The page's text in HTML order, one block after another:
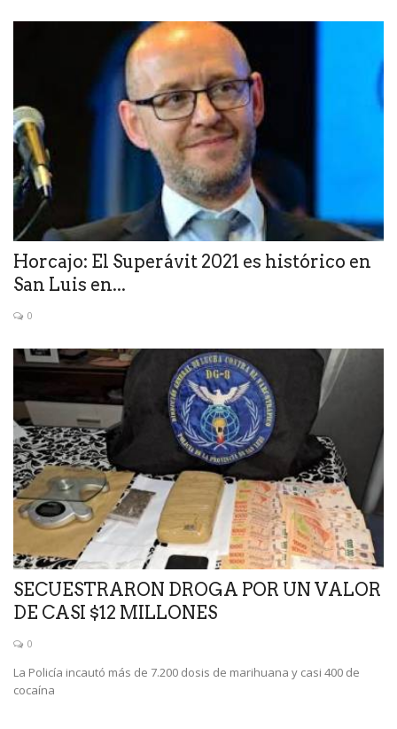
Horcajo: El Superávit 2021 es histórico en
San Luis en...
0
SECUESTRARON DROGA POR UN VALOR
DE CASI $12 MILLONES
0
La Policía incautó más de 7.200 dosis de marihuana y casi 400 de
cocaína